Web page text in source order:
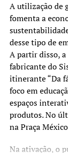
A utilização de
fomenta a
desse tipo de
A partir disso, a
fabricante do
itinerante “Da
foco em
espaços
produtos. No
na Praça
Na ativação, o